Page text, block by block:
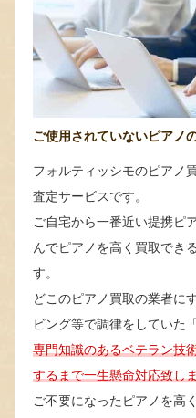
ご使用されていないピアノ
フォルティッシモのピアノ
査定サービスです。
ご自宅から一番近い提携ピ
んでピアノを高く買取でき
す。
どこのピアノ買取の業者に
ビング等で調律をしていた
専門知識のあるベテラン技
するまで一生懸命対応致しま
ご不要になったピアノを高